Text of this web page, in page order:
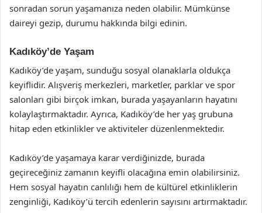
sonradan sorun yaşamanıza neden olabilir. Mümkünse
daireyi gezip, durumu hakkında bilgi edinin.
Kadıköy’de Yaşam
Kadıköy’de yaşam, sunduğu sosyal olanaklarla oldukça
keyiflidir. Alışveriş merkezleri, marketler, parklar ve spor
salonları gibi birçok imkan, burada yaşayanların hayatını
kolaylaştırmaktadır. Ayrıca, Kadıköy’de her yaş grubuna
hitap eden etkinlikler ve aktiviteler düzenlenmektedir.
Kadıköy’de yaşamaya karar verdiğinizde, burada
geçireceğiniz zamanın keyifli olacağına emin olabilirsiniz.
Hem sosyal hayatın canlılığı hem de kültürel etkinliklerin
zenginliği, Kadıköy’ü tercih edenlerin sayısını artırmaktadır.